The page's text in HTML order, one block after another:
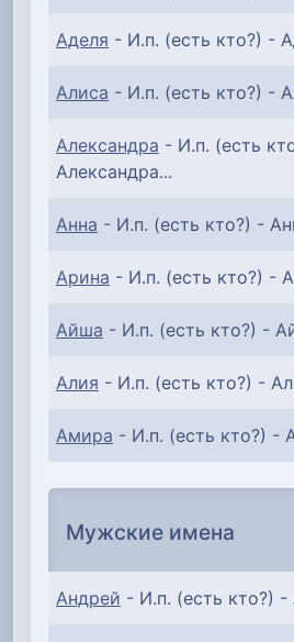
Аделя - И.п. (есть кто?) -
Алиса - И.п. (есть кто?) -
Александра - И.п. (есть
Александра...
Анна - И.п. (есть кто?) -
Арина - И.п. (есть кто?) -
Айша - И.п. (есть кто?) -
Алия - И.п. (есть кто?) -
Амира - И.п. (есть кто?) -
Мужские имена
Андрей - И.п. (есть кто?) -